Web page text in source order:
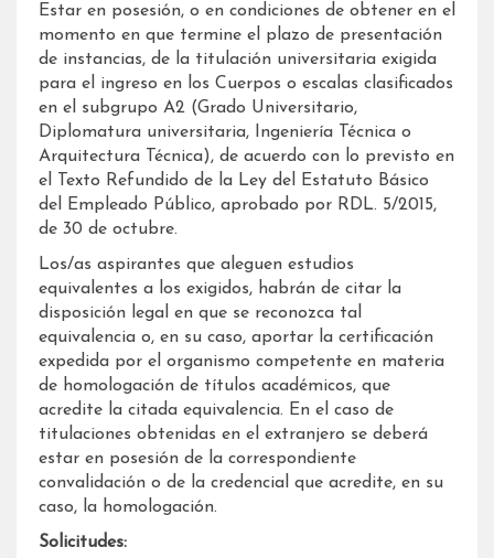
Estar en posesión, o en condiciones de obtener en el
momento en que termine el plazo de presentación
de instancias, de la titulación universitaria exigida
para el ingreso en los Cuerpos o escalas clasificados
en el subgrupo A2 (Grado Universitario,
Diplomatura universitaria, Ingeniería Técnica o
Arquitectura Técnica), de acuerdo con lo previsto en
el Texto Refundido de la Ley del Estatuto Básico
del Empleado Público, aprobado por RDL. 5/2015,
de 30 de octubre.
Los/as aspirantes que aleguen estudios
equivalentes a los exigidos, habrán de citar la
disposición legal en que se reconozca tal
equivalencia o, en su caso, aportar la certificación
expedida por el organismo competente en materia
de homologación de títulos académicos, que
acredite la citada equivalencia. En el caso de
titulaciones obtenidas en el extranjero se deberá
estar en posesión de la correspondiente
convalidación o de la credencial que acredite, en su
caso, la homologación.
Solicitudes: